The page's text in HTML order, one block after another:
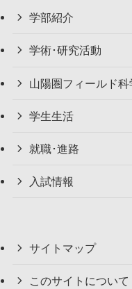
学部紹介
学術･研究活動
山陽圏フィールド
学生生活
就職･進路
入試情報
サイトマップ
このサイトについて